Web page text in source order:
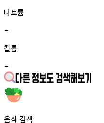
나트륨
-
칼륨
-
음식 검색